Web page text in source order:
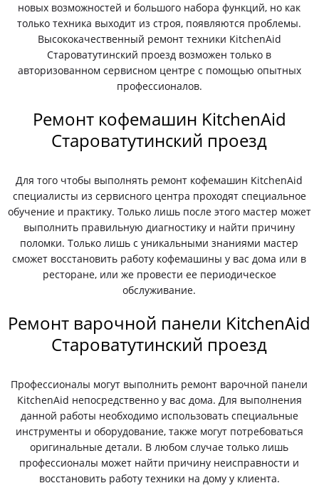
новых возможностей и большого набора функций, но как
только техника выходит из строя, появляются проблемы.
Высококачественный ремонт техники KitchenAid
Староватутинский проезд возможен только в
авторизованном сервисном центре с помощью опытных
профессионалов.
Ремонт кофемашин KitchenAid
Староватутинский проезд
Для того чтобы выполнять ремонт кофемашин KitchenAid
специалисты из сервисного центра проходят специальное
обучение и практику. Только лишь после этого мастер может
выполнить правильную диагностику и найти причину
поломки. Только лишь с уникальными знаниями мастер
сможет восстановить работу кофемашины у вас дома или в
ресторане, или же провести ее периодическое
обслуживание.
Ремонт варочной панели KitchenAid
Староватутинский проезд
Профессионалы могут выполнить ремонт варочной панели
KitchenAid непосредственно у вас дома. Для выполнения
данной работы необходимо использовать специальные
инструменты и оборудование, также могут потребоваться
оригинальные детали. В любом случае только лишь
профессионалы может найти причину неисправности и
восстановить работу техники на дому у клиента.